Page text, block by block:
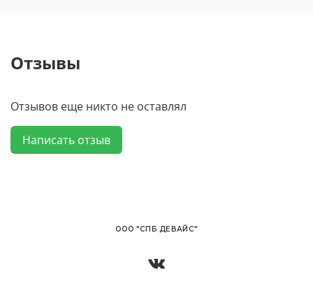
Отзывы
Отзывов еще никто не оставлял
Написать отзыв
OОО "СПБ ДЕВАЙС"